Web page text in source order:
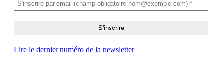
Lire le dernier numéro de la newsletter